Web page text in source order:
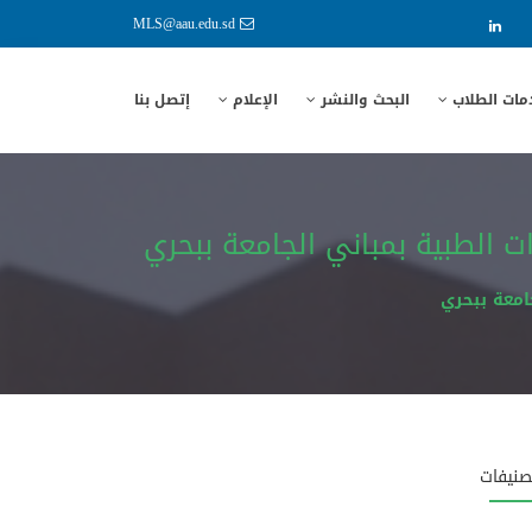
MLS@aau.edu.sd
الطلاب البحث والنشر الإعلام إتصل بنا
بمباني الجامعة ببحري
ببحري